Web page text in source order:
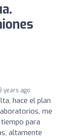
years ago
hace el plan
me
para
altamente